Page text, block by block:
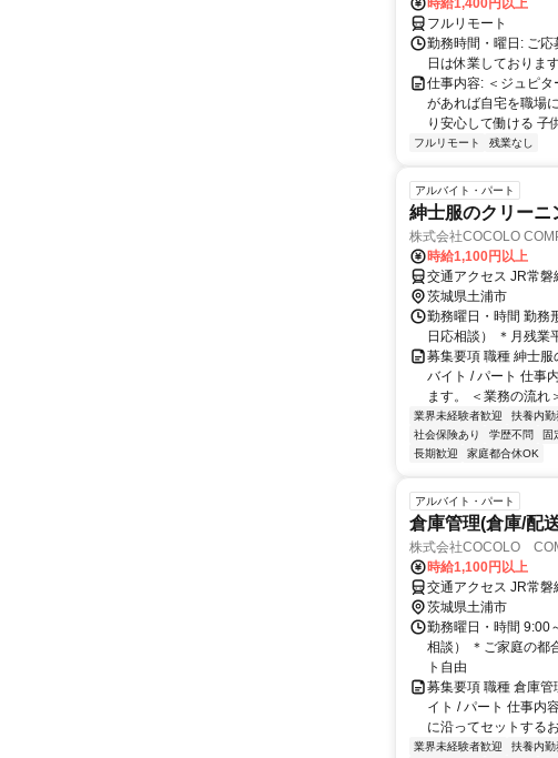
時給1,400円以上
フルリモート
勤務時間・曜日: ご
日は休業しております
仕事内容: ＜ジュピ
があれば自宅を職場
り安心して働ける 子
フルリモート 残業なし
アルバイト・パート
紳士服のクリーニ
株式会社COCOLO
時給1,100円以上
交通アクセス JR常
茨城県土浦市
勤務曜日・時間 勤務
日応相談） ＊月残業
募集要項 職種 紳士
バイト / パート 仕事
ます。 ＜業務の流
業界未経験者歓迎 扶養内勤
社会保険あり
学歴不問 固
長期歓迎
家庭都合休OK
アルバイト・パート
倉庫管理(倉庫/配
株式会社COCOLO
時給1,100円以上
交通アクセス JR常
茨城県土浦市
勤務曜日・時間 9:00
相談） ＊ご家庭の都
ト自由
募集要項 職種 倉庫
イト / パート 仕事内
に沿ってセットする
業界未経験者歓迎 扶養内勤